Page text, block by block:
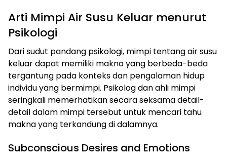
Arti Mimpi Air Susu Keluar menurut
Psikologi
Dari sudut pandang psikologi, mimpi tentang air susu
keluar dapat memiliki makna yang berbeda-beda
tergantung pada konteks dan pengalaman hidup
individu yang bermimpi. Psikolog dan ahli mimpi
seringkali memerhatikan secara seksama detail-
detail dalam mimpi tersebut untuk mencari tahu
makna yang terkandung di dalamnya.
Subconscious Desires and Emotions